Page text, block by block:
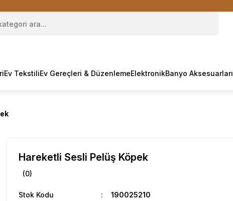
Ev TekstiliEv Gereçleri & DüzenlemeElektronikBanyo Aksesuarları
Hareketli Sesli Pelüş Köpek
(0)
Stok Kodu
190025210